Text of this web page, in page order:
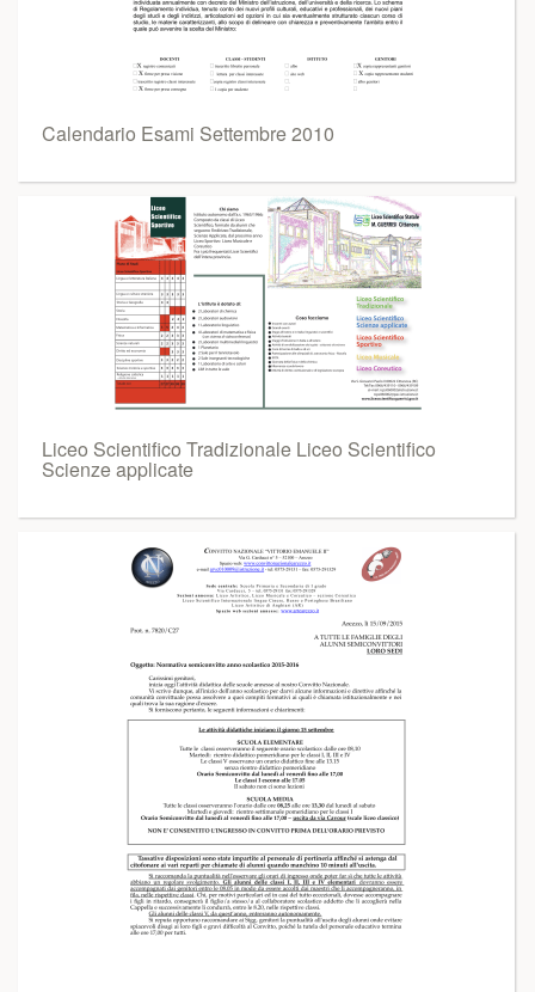
Calendario Esami Settembre 2010
Liceo Scientifico Tradizionale Liceo Scientifico
Scienze applicate